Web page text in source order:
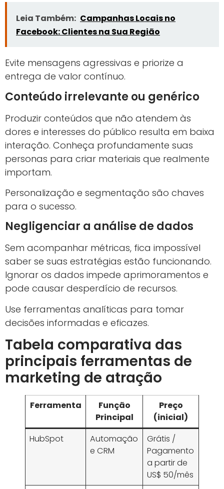
Leia Também: Campanhas Locais no
Facebook: Clientes na Sua Região
Evite mensagens agressivas e priorize a
entrega de valor contínuo.
Conteúdo irrelevante ou genérico
Produzir conteúdos que não atendem às
dores e interesses do público resulta em baixa
interação. Conheça profundamente suas
personas para criar materiais que realmente
importam.
Personalização e segmentação são chaves
para o sucesso.
Negligenciar a análise de dados
Sem acompanhar métricas, fica impossível
saber se suas estratégias estão funcionando.
Ignorar os dados impede aprimoramentos e
pode causar desperdício de recursos.
Use ferramentas analíticas para tomar
decisões informadas e eficazes.
Tabela comparativa das
principais ferramentas de
marketing de atração
Ferramenta
Função
Principal
Preço
(inicial)
HubSpot
Automação
e CRM
Grátis /
Pagamento
a partir de
US$ 50/mês